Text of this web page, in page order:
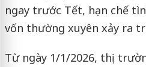
ngay trước Tết, hạn chế
vốn thường xuyên xảy ra
Từ ngày 1/1/2026, thị